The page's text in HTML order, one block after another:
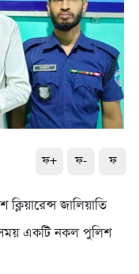
ফ+ ফ- ফ
জালিয়াতি
একটি নকল পুলিশ